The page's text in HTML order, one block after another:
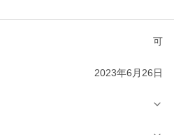
可
2023年6月26日